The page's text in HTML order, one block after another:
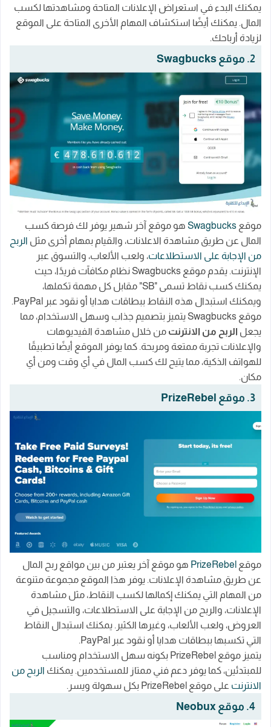
يمكنك البدء في استعراض الإعلانات المتاحة ومشاهدتها لكسب
المال. يمكنك أيضًا استكشاف المهام الأخرى المتاحة على الموقع
لزيادة أرباحك.
2. موقع Swagbucks
موقع Swagbucks هو موقع آخر شهير يوفر لك فرصة كسب
المال عن طريق مشاهدة الاعلانات، والقيام بمهام أخرى مثل الربح
من الإجابة على الاستطلاعات، ولعب الألعاب، والتسوق عبر
الإنترنت. يقدم موقع Swagbucks نظام مكافآت فريدًا، حيث
يمكنك كسب نقاط تسمى "SB" مقابل كل مهمة تكملها،
ويمكنك استبدال هذه النقاط ببطاقات هدايا أو نقود عبر PayPal.
موقع Swagbucks يتميز بتصميم جذاب وسهل الاستخدام، مما
يجعل الربح من الانترنت من خلال مشاهدة الفيديوهات
والإعلانات تجربة ممتعة ومربحة. كما يوفر الموقع أيضًا تطبيقًا
للهواتف الذكية، مما يتيح لك كسب المال في أي وقت ومن أي
مكان.
3. موقع PrizeRebel
موقع PrizeRebel هو موقع آخر يعتبر من بين مواقع ربح المال
عن طريق مشاهدة الإعلانات. يوفر هذا الموقع مجموعة متنوعة
من المهام التي يمكنك إكمالها لكسب النقاط، مثل مشاهدة
الإعلانات، والربح من الإجابة على الاستطلاعات، والتسجيل في
العروض، ولعب الألعاب، وغيرها الكثير. يمكنك استبدال النقاط
التي تكسبها ببطاقات هدايا أو نقود عبر PayPal.
يتميز موقع PrizeRebel بكونه سهل الاستخدام ومناسب
للمبتدئين، كما يوفر دعم فني ممتاز للمستخدمين. يمكنك الربح من
الانترنت على موقع PrizeRebel بكل سهولة ويسر.
4. موقع Neobux